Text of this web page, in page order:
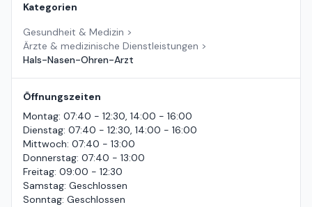
Kategorien
Gesundheit & Medizin >
Ärzte & medizinische Dienstleistungen >
Hals-Nasen-Ohren-Arzt
Öffnungszeiten
Montag: 07:40 - 12:30, 14:00 - 16:00
Dienstag: 07:40 - 12:30, 14:00 - 16:00
Mittwoch: 07:40 - 13:00
Donnerstag: 07:40 - 13:00
Freitag: 09:00 - 12:30
Samstag: Geschlossen
Sonntag: Geschlossen